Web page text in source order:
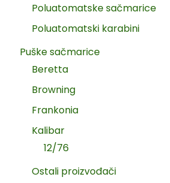
Poluatomatske sačmarice
Poluatomatski karabini
Puške sačmarice
Beretta
Browning
Frankonia
Kalibar
12/76
Ostali proizvođači